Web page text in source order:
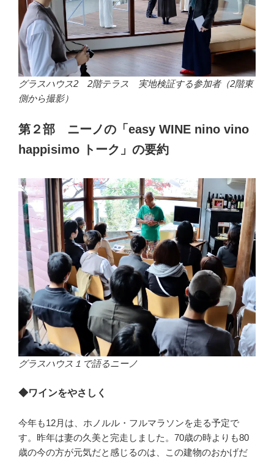
グラスハウス2 2階テラス 実地検証する参加者（2階東
側から撮影）
第２部 ニーノの「easy WINE nino vino
happisimo トーク」の要約
グラスハウス１で語るニーノ
◆ワインをやさしく
今年も12月は、ホノルル・フルマラソンを走る予定で
す。昨年は妻の久美と完走しました。70歳の時よりも80
歳の今の方が元気だと感じるのは、この建物のおかげだ